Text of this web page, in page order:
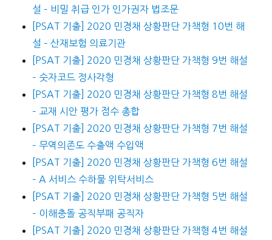
설 – 비밀 취급 인가 인가권자 법조문
[PSAT 기출] 2020 민경채 상황판단 가책형 10번 해
설 – 산재보험 의료기관
[PSAT 기출] 2020 민경채 상황판단 가책형 9번 해설
– 숫자코드 정사각형
[PSAT 기출] 2020 민경채 상황판단 가책형 8번 해설
– 교재 시안 평가 점수 총합
[PSAT 기출] 2020 민경채 상황판단 가책형 7번 해설
– 무역의존도 수출액 수입액
[PSAT 기출] 2020 민경채 상황판단 가책형 6번 해설
– A 서비스 수하물 위탁서비스
[PSAT 기출] 2020 민경채 상황판단 가책형 5번 해설
– 이해충돌 공직부패 공직자
[PSAT 기출] 2020 민경채 상황판단 가책형 4번 해설